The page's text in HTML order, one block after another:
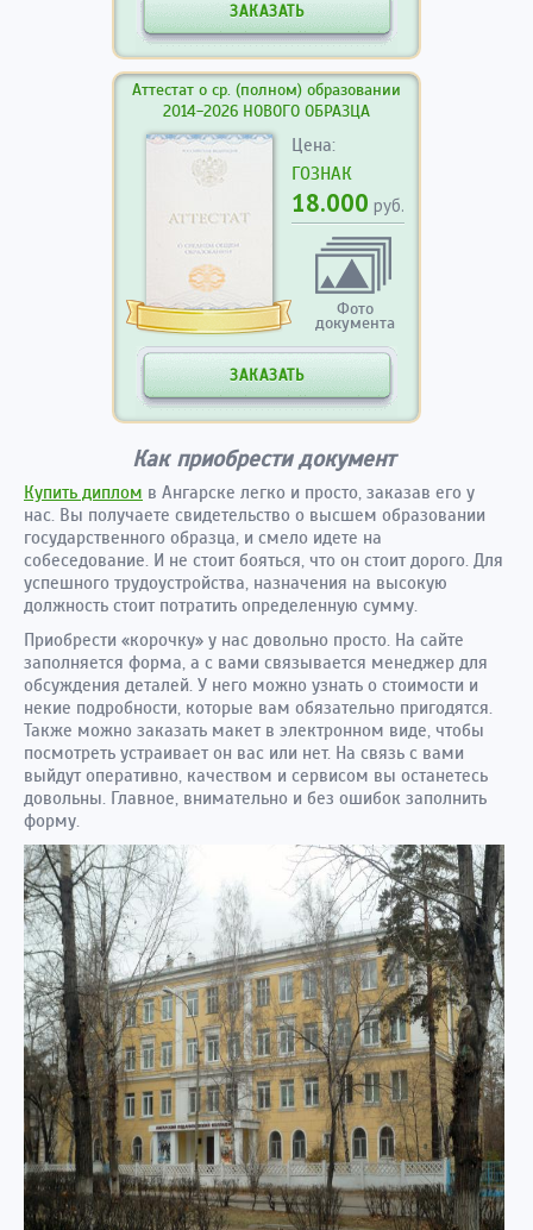
ЗАКАЗАТЬ
Аттестат о ср. (полном) образовании
2014-2026 НОВОГО ОБРАЗЦА
Цена:
ГОЗНАК
18.000 руб.
Фото
документа
ЗАКАЗАТЬ
Как приобрести документ
Купить диплом в Ангарске легко и просто, заказав его у
нас. Вы получаете свидетельство о высшем образовании
государственного образца, и смело идете на
собеседование. И не стоит бояться, что он стоит дорого. Для
успешного трудоустройства, назначения на высокую
должность стоит потратить определенную сумму.
Приобрести «корочку» у нас довольно просто. На сайте
заполняется форма, а с вами связывается менеджер для
обсуждения деталей. У него можно узнать о стоимости и
некие подробности, которые вам обязательно пригодятся.
Также можно заказать макет в электронном виде, чтобы
посмотреть устраивает он вас или нет. На связь с вами
выйдут оперативно, качеством и сервисом вы останетесь
довольны. Главное, внимательно и без ошибок заполнить
форму.